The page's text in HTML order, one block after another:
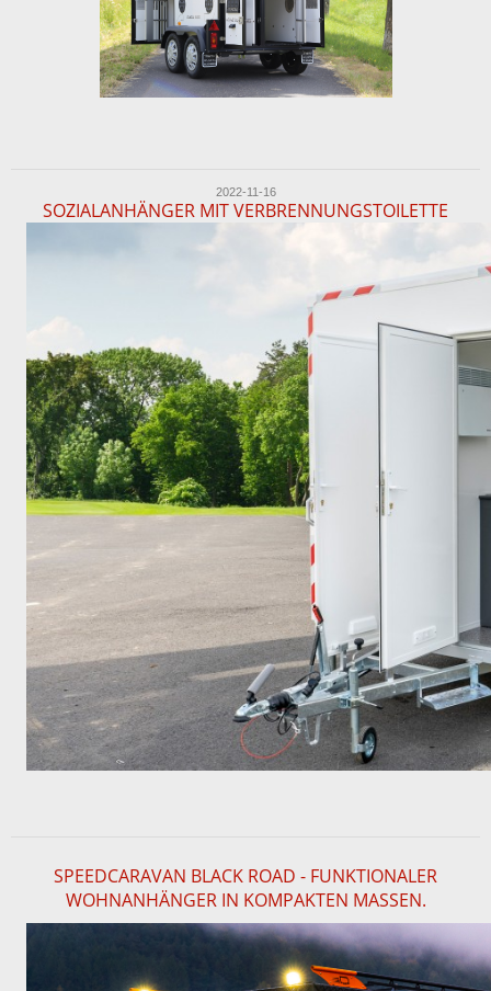
2022-11-16
SOZIALANHÄNGER MIT VERBRENNUNGSTOILETTE
SPEEDCARAVAN BLACK ROAD - FUNKTIONALER
WOHNANHÄNGER IN KOMPAKTEN MASSEN.